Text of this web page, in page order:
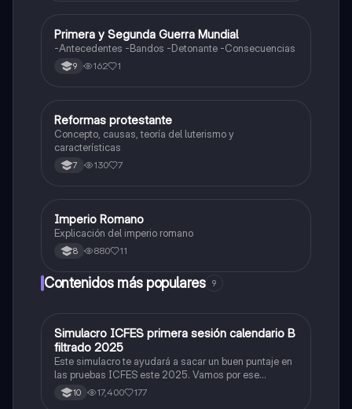
Sociales/Historia
Primera y Segunda Guerra Mundial
-Antecedentes -Bandos -Detonante -Consecuencias
9 162 1
Sociales/Historia
Reformas protestante
Concepto, causas, teoría del luterismo y
características
7 130 7
Sociales/Historia
Imperio Romano
Explicación del imperio romano
8 880 11
Contenidos más populares 9
ICFES: Matemáticas
Simulacro ICFES primera sesión calendario B
filtrado 2025
Este simulacro te ayudará a sacar un buen puntaje en
las pruebas ICFES este 2025. Vamos por ese
500/500. Y poder ser admitido en la universidad que
quieras, estudiar la carrera que quieres y no la que te
10 17,400 177